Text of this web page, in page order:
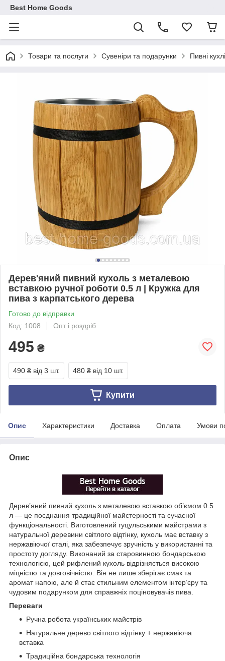
Best Home Goods
Товари та послуги Сувеніри та подарунки Пивні кухлі
Дерев'яний пивний кухоль з металевою
вставкою ручної роботи 0.5 л | Кружка для
пива з карпатського дерева
Готово до відправки
Код: 1008
Опт і роздріб
495 ₴
490 ₴ від 3 шт. 480 ₴ від 10 шт.
Купити
Опис Характеристики Доставка Оплата Умови
Опис
Дерев’яний пивний кухоль з металевою вставкою об’ємом 0.5
л — це поєднання традиційної майстерності та сучасної
функціональності. Виготовлений гуцульськими майстрами з
натуральної деревини світлого відтінку, кухоль має вставку з
нержавіючої сталі, яка забезпечує зручність у використанні та
простоту догляду. Виконаний за старовинною бондарською
технологією, цей рифлений кухоль відрізняється високою
міцністю та довговічністю. Він не лише зберігає смак та
аромат напою, але й стає стильним елементом інтер’єру та
чудовим подарунком для справжніх поціновувачів пива.
Переваги
Ручна робота українських майстрів
Натуральне дерево світлого відтінку + нержавіюча
вставка
Традиційна бондарська технологія